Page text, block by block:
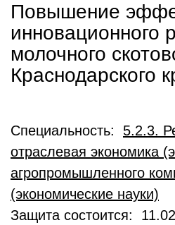
Повышение
инновационного
молочного
Краснодарского
Специальность: 5.2.3.
отраслевая экономика
агропромышленного
(экономические науки)
Защита состоится: